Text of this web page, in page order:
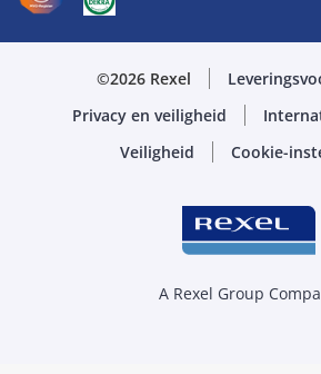
©2026 Rexel
Privacy en veiligheid
Veiligheid Cookie-
A Rexel Group